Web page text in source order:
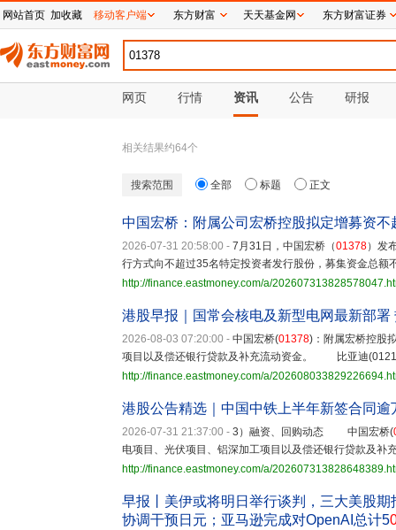
网页 行情 资讯 公告 研报
相关结果约64个
搜索范围 全部 标题 正文
中国宏桥：附属公司宏桥控股拟定增募资不
2026-07-31 20:58:00 - 7月31日，中国宏桥（01378）发
行方式向不超过35名特定投资者发行股份，募集资金总额
http://finance.eastmoney.com/a/
港股早报｜国常会核电及新型电网最新部署
2026-08-03 07:20:00 - 中国宏桥(01378)：附属宏桥控股
项目以及偿还银行贷款及补充流动资金。 比亚迪
http://finance.eastmoney.com/a/
港股公告精选｜中国中铁上半年新签合同
2026-07-31 21:37:00 - 3）融资、回购动态 中国宏桥(
电项目、光伏项目、铝深加工项目以及偿还银行贷款及补
http://finance.eastmoney.com/a/
早报丨美伊或将明日举行谈判，三大美股
协调干预日元；亚马逊完成对OpenAI总计5
网站首页 加收藏 移动客户端 东方财富 天天基金网 东方财富证券